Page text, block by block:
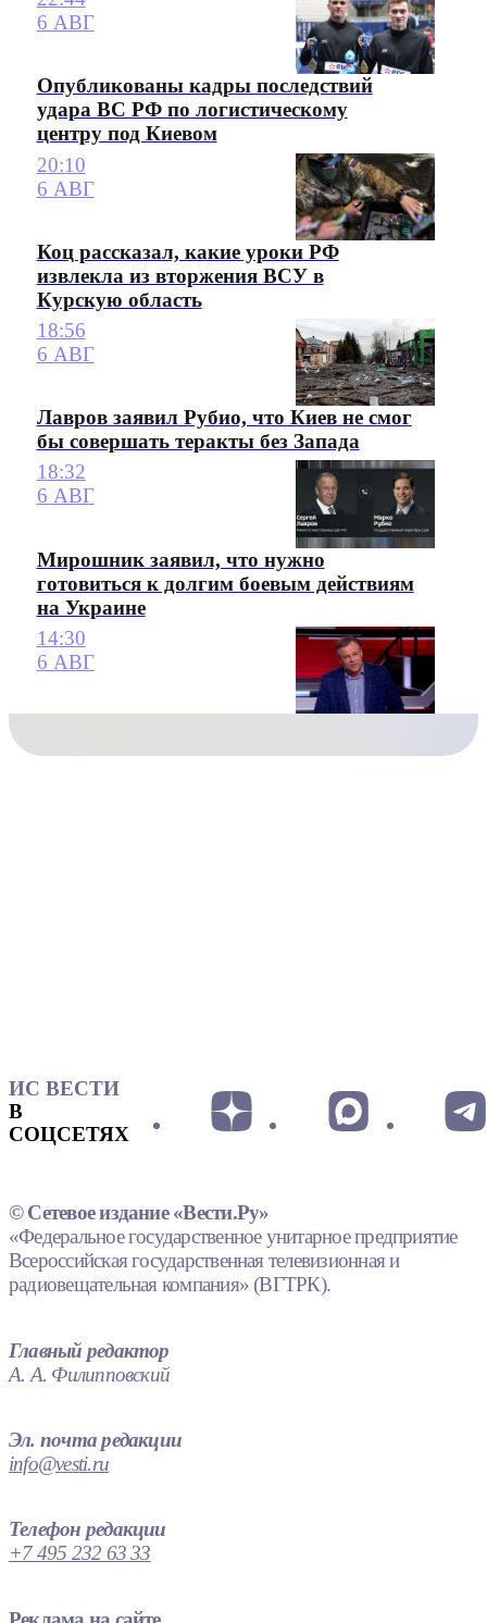
6 АВГ
Опубликованы кадры последствий
удара ВС РФ по логистическому
центру под Киевом
20:10
6 АВГ
Коц рассказал, какие уроки РФ
извлекла из вторжения ВСУ в
Курскую область
18:56
6 АВГ
Лавров заявил Рубио, что Киев не смог
бы совершать теракты без Запада
18:32
6 АВГ
Мирошник заявил, что нужно
готовиться к долгим боевым действиям
на Украине
14:30
6 АВГ
ИС ВЕСТИ
В
СОЦСЕТЯХ
© Сетевое издание «Вести.Ру»
«Федеральное государственное унитарное предприятие
Всероссийская государственная телевизионная и
радиовещательная компания» (ВГТРК).
Главный редактор
А. А. Филипповский
Эл. почта редакции
info@vesti.ru
Телефон редакции
+7 495 232 63 33